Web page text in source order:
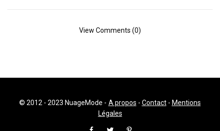
View Comments (0)
© 2012 - 2023 NuageMode - A propos - Contact- Mentions
Légales